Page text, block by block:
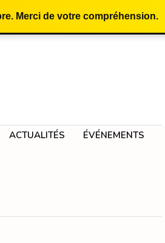
Merci de votre compréhension.
ACTUALITÉS ÉVÉNEMENTS